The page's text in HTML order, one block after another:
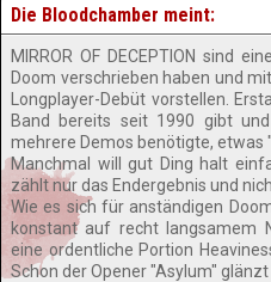
Die Bloodchamber meint:
MIRROR OF DECEPTION sind
Doom verschrieben haben und
Longplayer-Debüt vorstellen.
Band bereits seit 1990 gibt
mehrere Demos benötigte, etwas
Manchmal will gut Ding halt
zählt nur das Endergebnis und
Wie es sich für anständigen
konstant auf recht langsamem
eine ordentliche Portion
Schon der Opener "Asylum"